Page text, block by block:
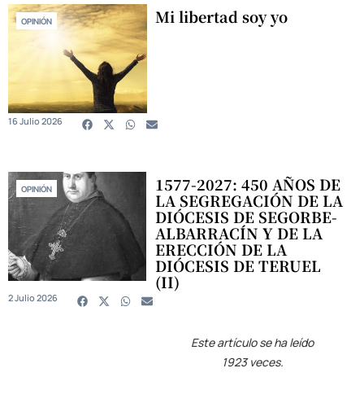
OPINIÓN Mi libertad soy yo
16 Julio 2026
OPINIÓN 1577-2027: 450 AÑOS DE
LA SEGREGACIÓN DE LA
DIÓCESIS DE SEGORBE-
ALBARRACÍN Y DE LA
ERECCIÓN DE LA
DIÓCESIS DE TERUEL
(II)
2 Julio 2026
Este artículo se ha leído
1923 veces.